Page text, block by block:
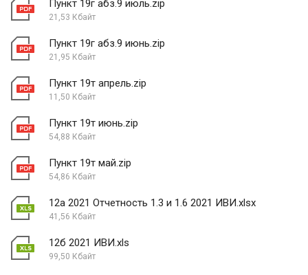
Пункт 19г абз.9 июль.zip
21,53 Кбайт
Пункт 19г абз.9 июнь.zip
21,95 Кбайт
Пункт 19т апрель.zip
11,50 Кбайт
Пункт 19т июнь.zip
54,88 Кбайт
Пункт 19т май.zip
54,86 Кбайт
12а 2021 Отчетность 1.3 и 1.6 2021 ИВИ.xlsx
41,56 Кбайт
12б 2021 ИВИ.xls
99,50 Кбайт